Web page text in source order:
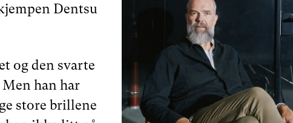
Dentsu
og den svarte
han har
store brillene